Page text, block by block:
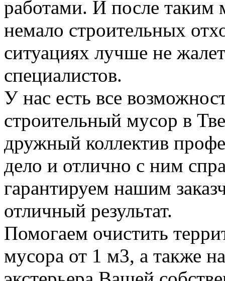
работами. И после таким
немало строительных
ситуациях лучше не
специалистов.
У нас есть все
строительный мусор в
дружный коллектив
дело и отлично с ним
гарантируем нашим
отличный результат.
Помогаем очистить
мусора от 1 м3, а также